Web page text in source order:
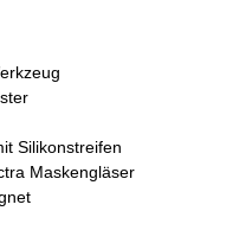
Silikonstreifen
Maskengläser